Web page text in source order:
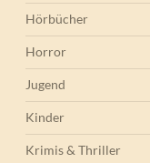
Hörbücher
Horror
Jugend
Kinder
Krimis & Thriller